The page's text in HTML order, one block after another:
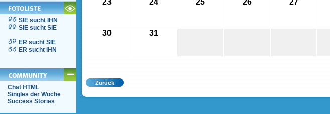
SIE sucht IHN
SIE sucht SIE
ER sucht SIE
ER sucht IHN
Chat HTML
Singles der Woche
Success Stories
23 24 25 26 27
30 31